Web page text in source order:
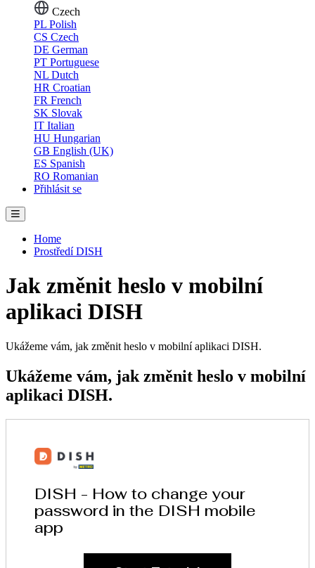
Czech
PL Polish
CS Czech
DE German
PT Portuguese
NL Dutch
HR Croatian
FR French
SK Slovak
IT Italian
HU Hungarian
GB English (UK)
ES Spanish
RO Romanian
Přihlásit se
Home
Prostředí DISH
Jak změnit heslo v mobilní
aplikaci DISH
Ukážeme vám, jak změnit heslo v mobilní aplikaci DISH.
Ukážeme vám, jak změnit heslo v mobilní
aplikaci DISH.